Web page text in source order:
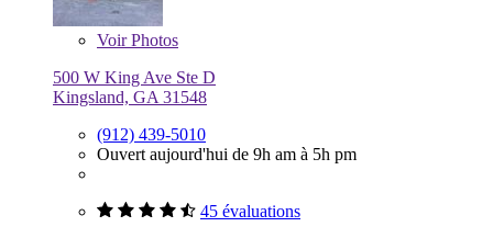
VoirPhotos
500 W King Ave Ste D
Kingsland, GA 31548
(912) 439-5010
Ouvert aujourd'hui de 9h am à 5h pm
45 évaluations